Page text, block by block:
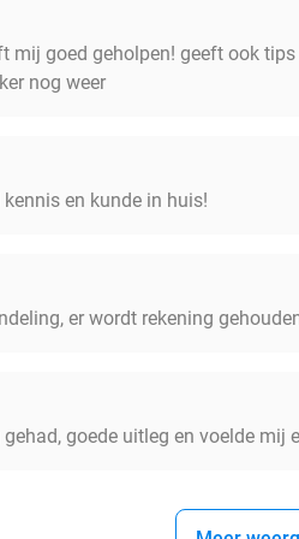
mij goed geholpen! geeft ook
nog weer
en kunde in huis!
er wordt rekening
goede uitleg en voelde mij